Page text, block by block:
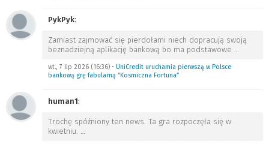
PykPyk:
Zamiast zajmować się pierdołami niech dopracują swoją
beznadziejną aplikację bankową bo ma podstawowe …
wt., 7 lip 2026 (16:36) • UniCredit uruchamia pierwszą w Polsce
bankową grę fabularną “Kosmiczna Fortuna”
human1:
Trochę spóźniony ten news. Ta gra rozpoczęła się w
kwietniu. …